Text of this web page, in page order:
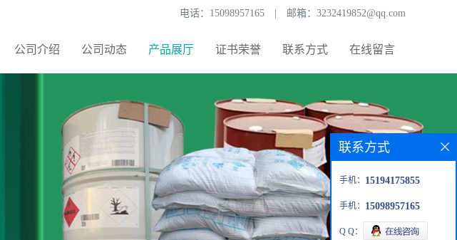
电话： 15098957165 邮箱： 3232419852@qq.com
公司介绍 公司动态 产品展厅 证书荣誉 联系方式 在线留言
联系方式
手机： 15194175855
手机： 15098957165
Q Q：